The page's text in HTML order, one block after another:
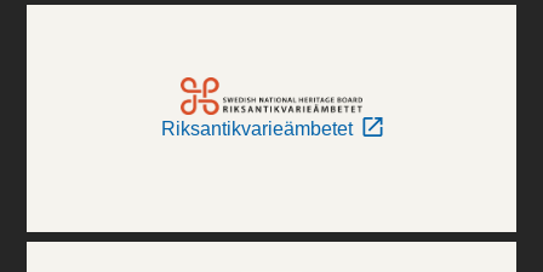
Riksantikvarieämbetet